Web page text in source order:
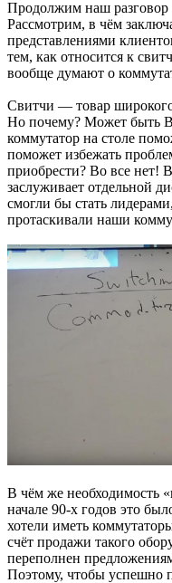
Продолжим наш разговор
Рассмотрим, в чём
представлениями
тем, как относится к
вообще думают о
Свитчи — товар
Но почему? Может быть
коммутатор на столе
поможет избежать
приобрести? Во все нет!
заслуживает отдельной
смогли бы стать
протаскивали наши
В чём же необходимость
начале 90-х годов это
хотели иметь
счёт продажи такого
переполнен
Поэтому, чтобы успешно